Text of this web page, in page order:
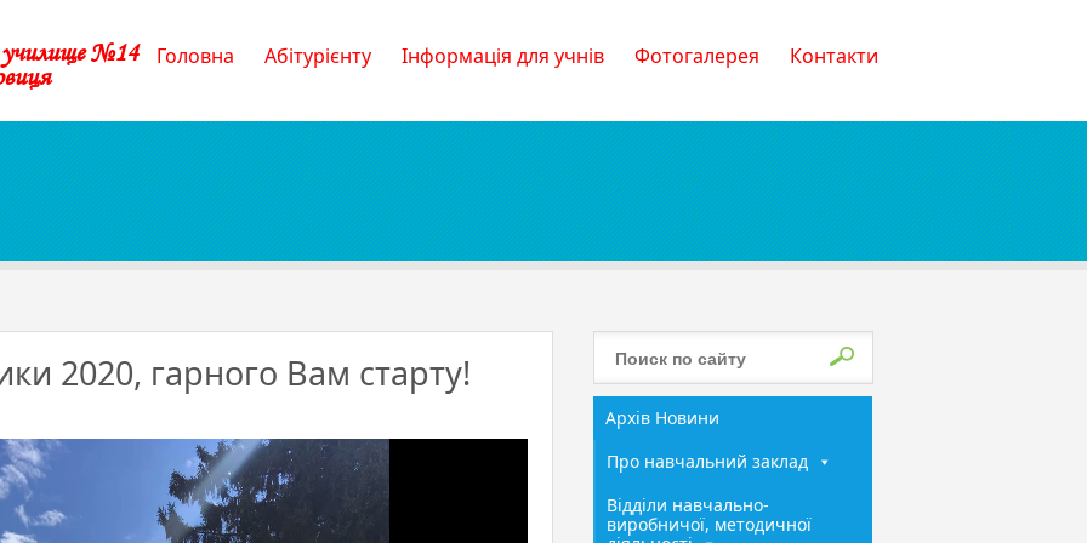
училище №14 Головна Абітурієнту Інформація для учнів Фотогалерея Контакти
2020, гарного Вам старту!
Архів Новини
Про навчальний заклад
Відділи навчально-
виробничої, методичної